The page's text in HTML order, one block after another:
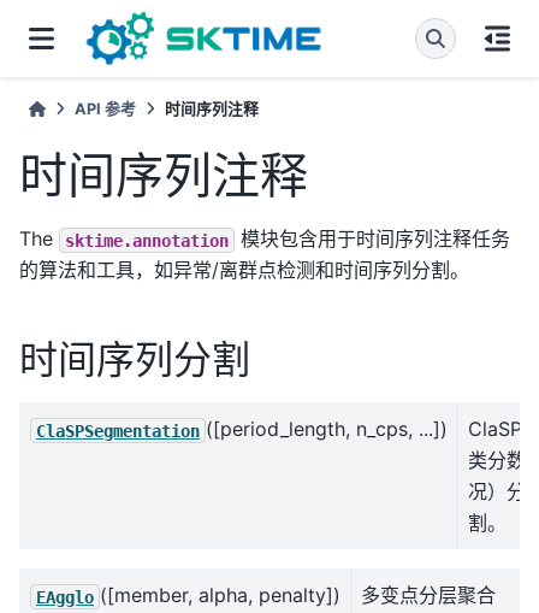
API 参考 时间序列注释
时间序列注释
The sktime.annotation
模块包含用于时间序列注释任务
的算法和工具，如异常/离群点检测和时间序列分割。
时间序列分割
ClaSPSegmentation ([period_length, n_cps, ...])
ClaSP
类分数
况）分
割。
EAgglo ([member, alpha, penalty])
多变点分层聚合